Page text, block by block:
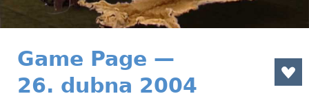
Game Page —
26. dubna 2004